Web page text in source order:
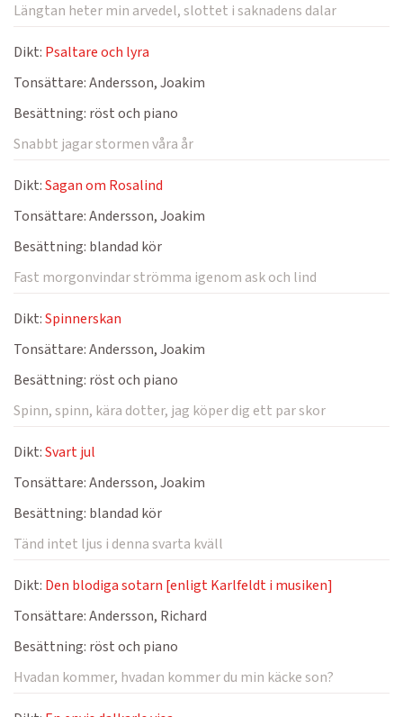
Längtan heter min arvedel, slottet i saknadens dalar
Dikt: Psaltare och lyra
Tonsättare:Andersson, Joakim
Besättning: röst och piano
Snabbt jagar stormen våra år
Dikt:Sagan om Rosalind
Tonsättare:Andersson, Joakim
Besättning: blandad kör
Fast morgonvindar strömma igenom ask och lind
Dikt:Spinnerskan
Tonsättare:Andersson, Joakim
Besättning: röst och piano
Spinn, spinn, kära dotter, jag köper dig ett par skor
Dikt:Svart jul
Tonsättare:Andersson, Joakim
Besättning: blandad kör
Tänd intet ljus i denna svarta kväll
Dikt: Den blodiga sotarn [enligt Karlfeldt i musiken]
Tonsättare:Andersson, Richard
Besättning: röst och piano
Hvadan kommer, hvadan kommer du min käcke son?